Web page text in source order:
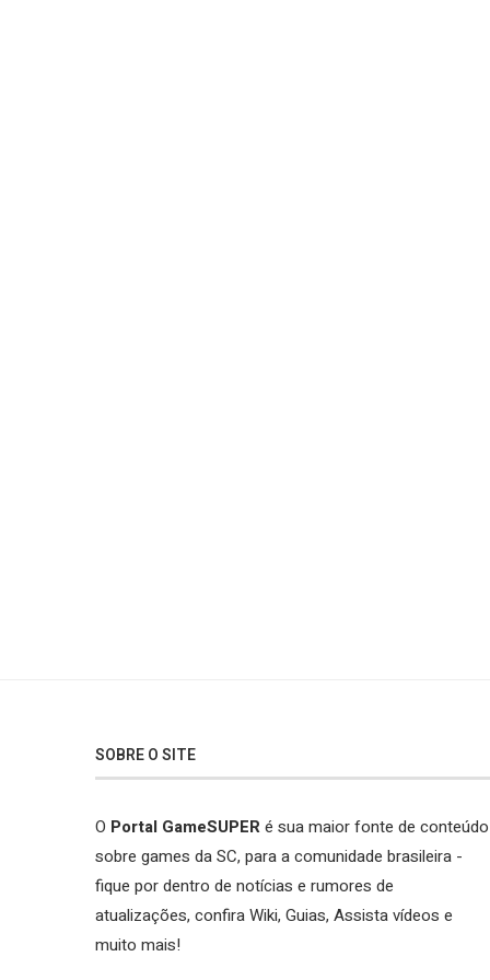
SOBRE O SITE
O Portal GameSUPERé sua maior fonte de conteúdo
sobre games da SC, para a comunidade brasileira -
fique por dentro de notícias e rumores de
atualizações, confira Wiki, Guias, Assista vídeos e
muito mais!